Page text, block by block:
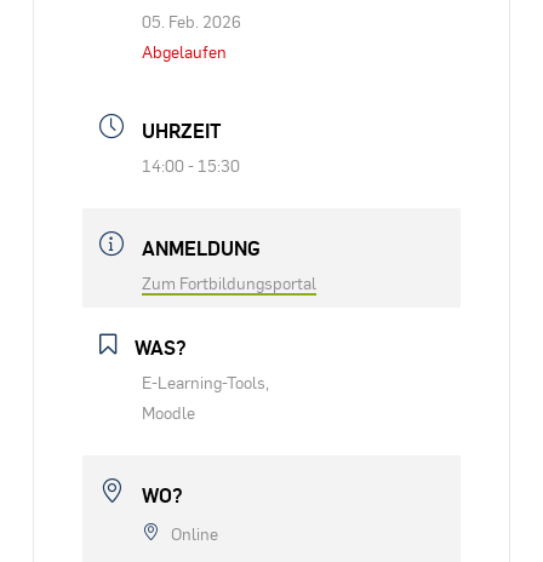
05. Feb. 2026
Abgelaufen
UHRZEIT
14:00 - 15:30
ANMELDUNG
Zum Fortbildungsportal
WAS?
E-Learning-Tools,
Moodle
WO?
Online